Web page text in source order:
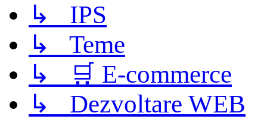
↳ IPS
↳ Teme
↳ 🛒 E-commerce
↳ Dezvoltare WEB